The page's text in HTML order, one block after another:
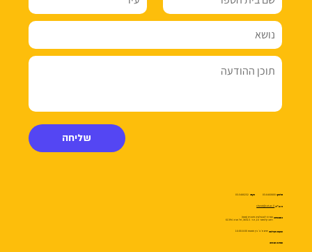
שליחה
03-5480232 פקס: 03-6460800 טלפון:
sherut@cet.ac.il דוא״ל:
המרכז לטכנולוגיה חינוכית (מטח)
רחוב קלאוזנר 16, ת.ד. 36513, תל אביב 61394
כתובתינו:
ימים א׳-ה׳ בין השעות 16:00-8:00 שעות פעילות:
תמיכה טכנית: